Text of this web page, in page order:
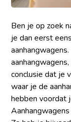
Ben je op zoek
je dan eerst
conclusie dat je
waar je de
hebben voordat